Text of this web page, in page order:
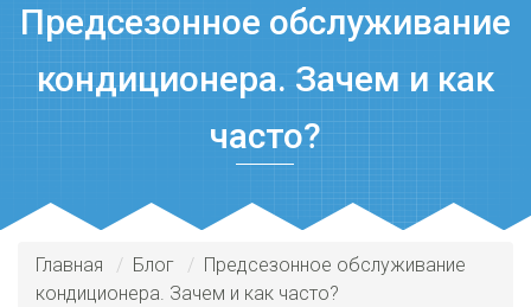
Предсезонное обслуживание
кондиционера. Зачем и как
часто?
Главная Блог
Предсезонное обслуживание
кондиционера. Зачем и как часто?